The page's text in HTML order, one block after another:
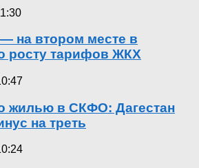
— на втором месте в
росту тарифов ЖКХ
жилью в СКФО: Дагестан
на треть